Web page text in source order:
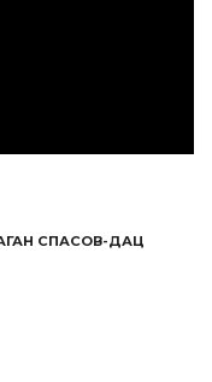
СПАСОВ-ДАЦ